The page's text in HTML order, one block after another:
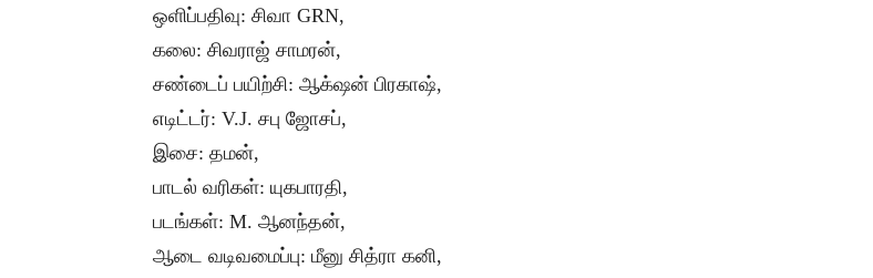
ஒளிப்பதிவு: சிவா GRN,
கலை: சிவராஜ் சாமரன்,
சண்டைப் பயிற்சி: ஆக்‌ஷன் பிரகாஷ்,
எடிட்டர்: V.J. சபு ஜோசப்,
இசை: தமன்,
பாடல் வரிகள்: யுகபாரதி,
படங்கள்: M. ஆனந்தன்,
ஆடை வடிவமைப்பு: மீனு சித்ரா கனி,